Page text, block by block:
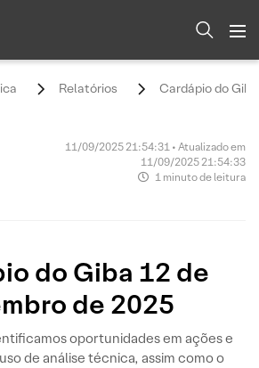
Relatórios Cardápio do
11/09/2025 21:54:31 • Atualizado em
11/09/2025 21:54:33
1 minuto de leitura
do Giba 12 de
de 2025
oportunidades em ações e
de análise técnica, assim como o